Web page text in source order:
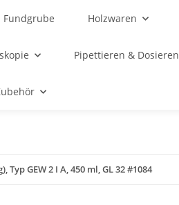
Fundgrube Holzwaren
Pipettieren & Dosieren
GEW 2 I A, 450 ml, GL 32 #1084